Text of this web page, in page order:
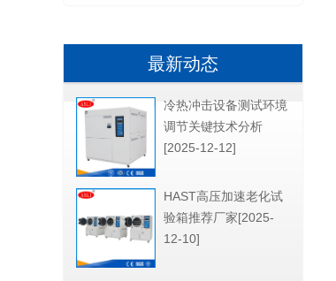
最新动态
冷热冲击设备测试环境
调节关键技术分析
[2025-12-12]
HAST高压加速老化试
验箱推荐厂家[2025-
12-10]